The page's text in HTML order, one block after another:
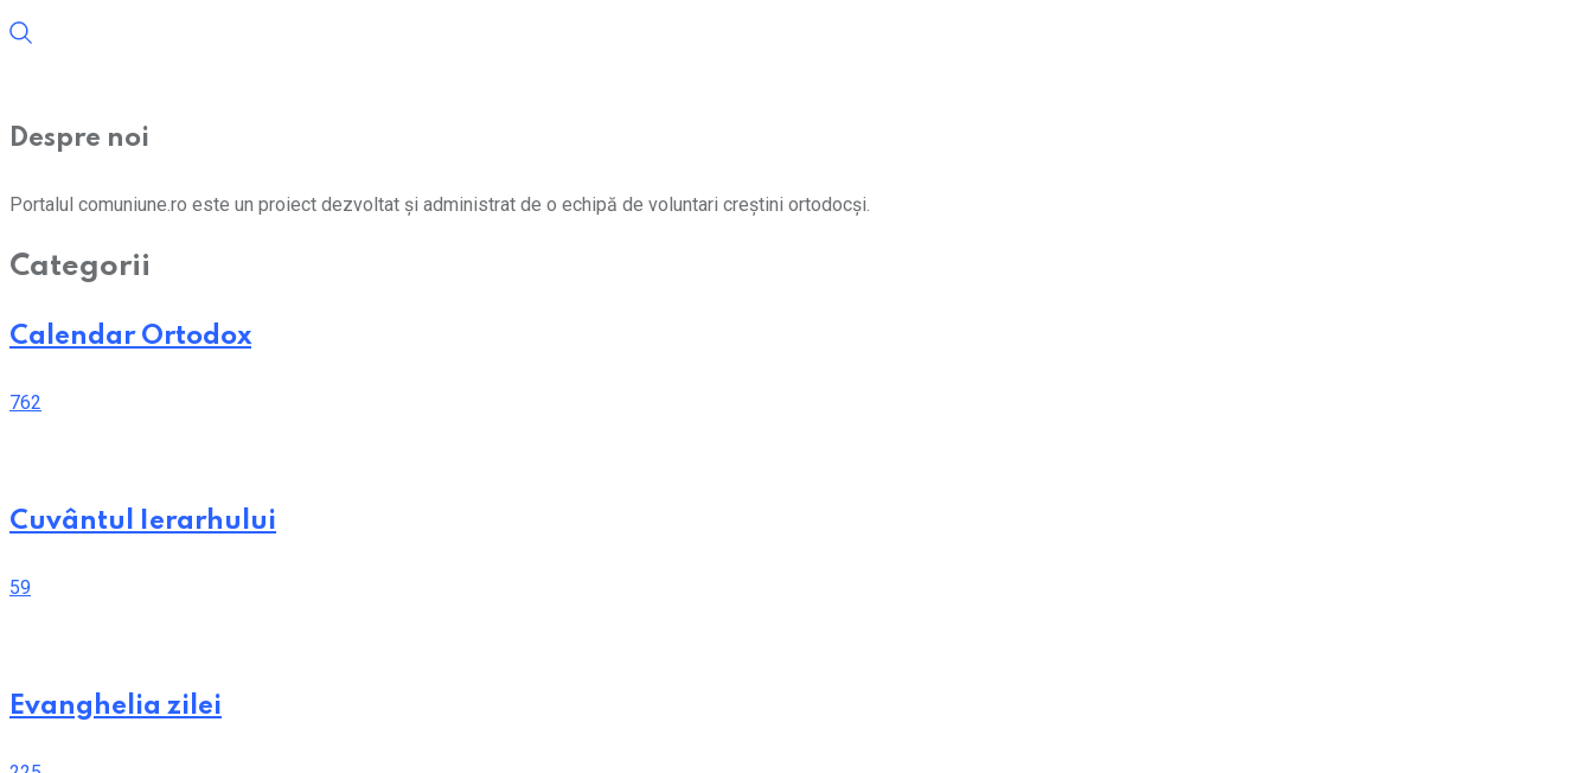
Despre noi
Portalul comuniune.ro este un proiect dezvoltat și administrat de o echipă de voluntari creștini ortodocși.
Categorii
Calendar Ortodox
762
Cuvântul Ierarhului
59
Evanghelia zilei